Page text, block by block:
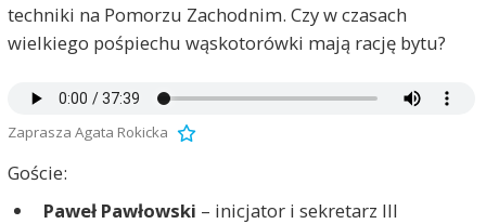
techniki na Pomorzu Zachodnim. Czy w czasach
wielkiego pośpiechu wąskotorówki mają rację bytu?
Zaprasza Agata Rokicka
Goście:
Paweł Pawłowski – inicjator i sekretarz III